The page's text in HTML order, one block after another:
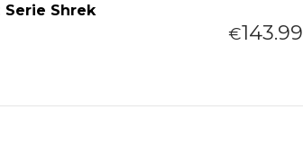
Serie Shrek
€143.99